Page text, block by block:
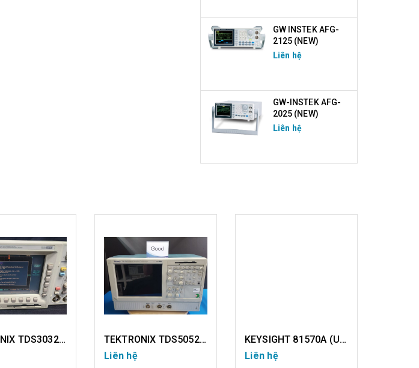
GW INSTEK AFG-
2125 (NEW)
Liên hệ
GW-INSTEK AFG-
2025 (NEW)
Liên hệ
TEKTRONIX TDS3032 (USED)
TEKTRONIX TDS5052 (USED)
Liên hệ
KEYSIGHT 81570A (USED)
Liên hệ